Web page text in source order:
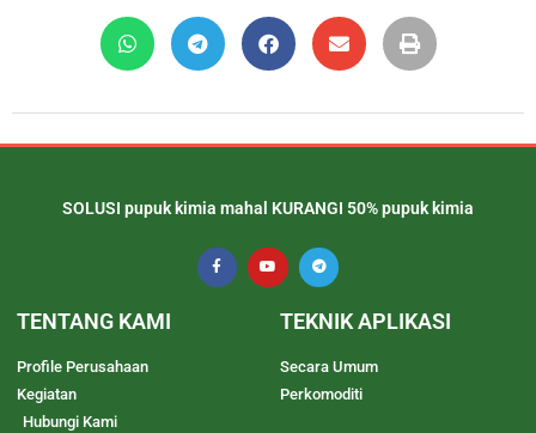
SOLUSI pupuk kimia mahal KURANGI 50% pupuk kimia
TENTANG KAMI
Profile Perusahaan
Kegiatan
Hubungi Kami
TEKNIK APLIKASI
Secara Umum
Perkomoditi